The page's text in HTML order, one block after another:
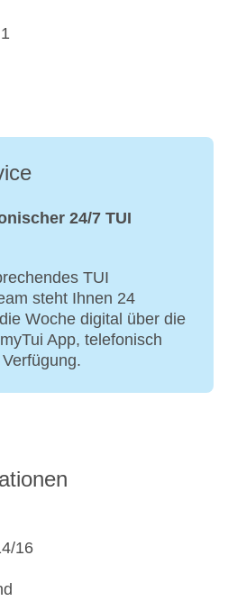
24/7 TUI
TUI
steht Ihnen 24
Woche digital über die
App, telefonisch
16